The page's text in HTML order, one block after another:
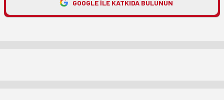
GOOGLE ILE KATKIDA BULUNUN